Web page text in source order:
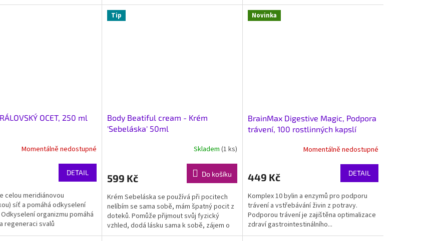
OCET, 250 ml
Momentálně nedostupné
DETAIL
celou meridiánovou
síť a pomáhá odkyselení
organizmu pomáhá
regeneraci svalů
Tip
Body Beatiful cream - Krém
'Sebeláska' 50ml
Skladem (1 ks)
599 Kč Do košíku
Krém Sebeláska se používá při pocitech
nelíbím se sama sobě, mám špatný pocit z
doteků. Pomůže přijmout svůj fyzický
vzhled, dodá lásku sama k sobě, zájem o
sebe, obnoví radost...
Novinka
BrainMax Digestive Magic, Podpora
trávení, 100 rostlinných kapslí
Momentálně nedostupné
449 Kč DETAIL
Komplex 10 bylin a enzymů pro podporu
trávení a vstřebávání živin z potravy.
Podporou trávení je zajištěna optimalizace
zdraví gastrointestinálního...